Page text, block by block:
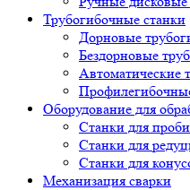
Трубогибочные станки
Дорновые
Бездорновые
Оборудование для
Станки для
Станки для
Станки для
Механизация сварки